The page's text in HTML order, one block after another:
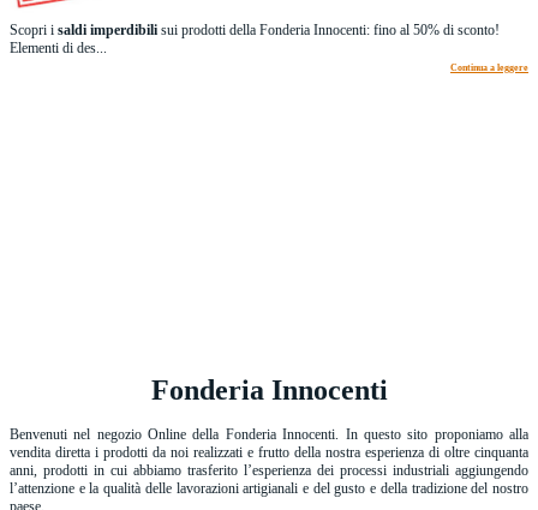
Scopri i saldi imperdibili sui prodotti della Fonderia Innocenti: fino al 50% di sconto!
Elementi di des...
Continua a leggere
Fonderia Innocenti
Benvenuti nel negozio Online della Fonderia Innocenti. In questo sito proponiamo alla
vendita diretta i prodotti da noi realizzati e frutto della nostra esperienza di oltre cinquanta
anni, prodotti in cui abbiamo trasferito l’esperienza dei processi industriali aggiungendo
l’attenzione e la qualità delle lavorazioni artigianali e del gusto e della tradizione del nostro
paese.